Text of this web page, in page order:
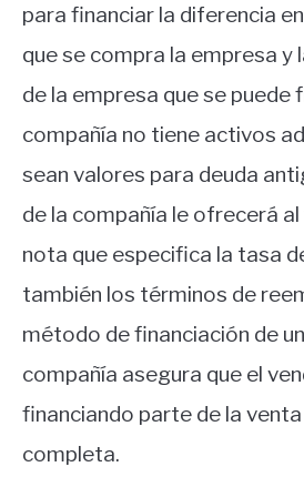
para financiar la diferencia
que se compra la empresa y
de la empresa que se puede
compañía no tiene activos
sean valores para deuda
de la compañía le ofrecerá
nota que especifica la tasa
también los términos de
método de financiación de
compañía asegura que el
financiando parte de la
completa.